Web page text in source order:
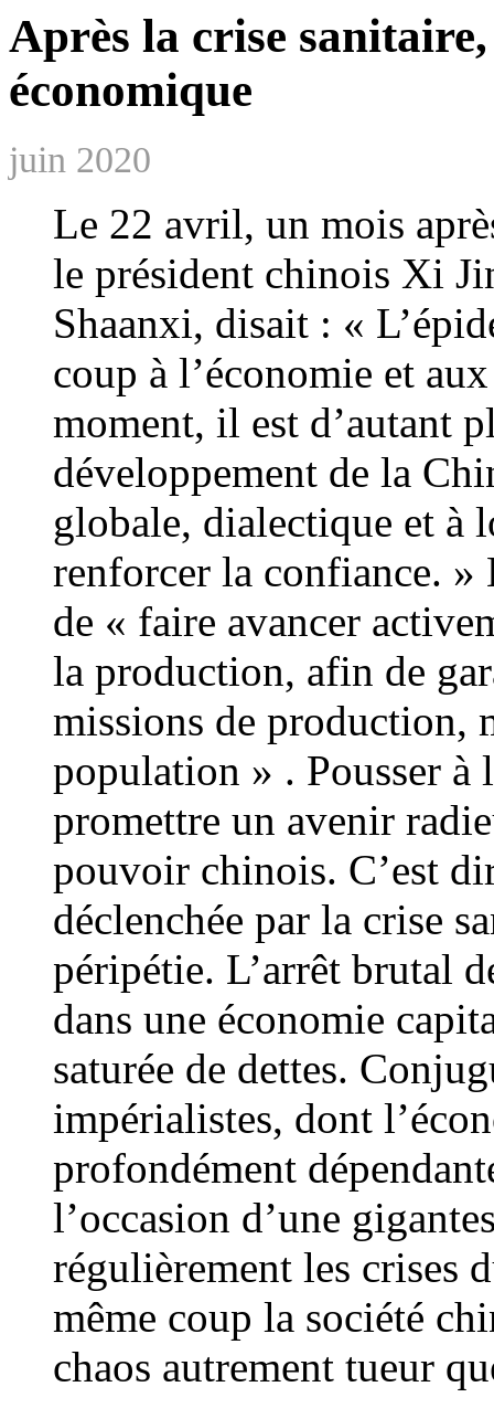
Après la crise
économique
juin 2020
Le 22 avril, un mois
le président chinois Xi
Shaanxi, disait : «
coup à l’économie et
moment, il est d’autant
développement de la
globale, dialectique et à
renforcer la confiance. »
de « faire avancer
la production, afin de
missions de production,
population » . Pousser à
promettre un avenir
pouvoir chinois. C’est
déclenchée par la crise
péripétie. L’arrêt brutal
dans une économie
saturée de dettes.
impérialistes, dont
profondément
l’occasion d’une
régulièrement les crises
même coup la société
chaos autrement tueur